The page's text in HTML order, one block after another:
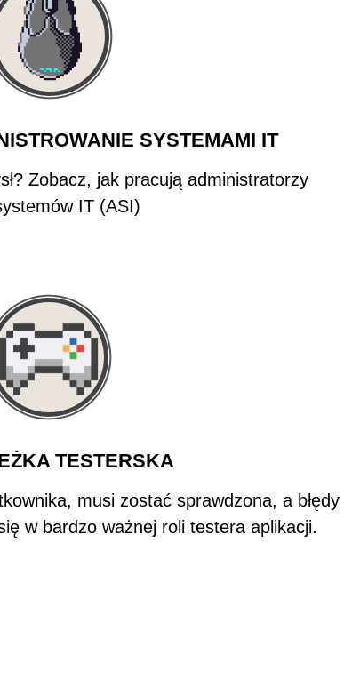
SYSTEMAMI IT
Zobacz, jak pracują administratorzy
IT (ASI)
TESTERSKA
musi zostać sprawdzona, a błędy
w bardzo ważnej roli testera aplikacji.